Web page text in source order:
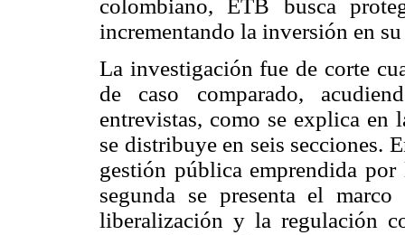
colombiano, ETB busca
incrementando la inversión en
La investigación fue de corte
de caso comparado,
entrevistas, como se explica en
se distribuye en seis secciones.
gestión pública emprendida por
segunda se presenta el
liberalización y la regulación